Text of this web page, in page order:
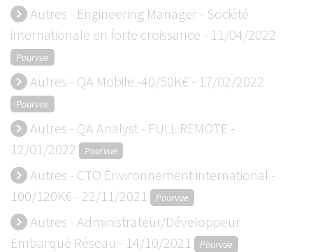
keyboard_arrow_rightAutres - Engineering Manager - Société
internationale en forte croissance - 11/04/2022
Pourvue
keyboard_arrow_rightAutres - QA Mobile -40/50K€ - 17/02/2022
Pourvue
keyboard_arrow_rightAutres - QA Analyst - FULL REMOTE -
12/01/2022
Pourvue
keyboard_arrow_rightAutres - CTO Environnement international -
100/120K€ - 22/11/2021
Pourvue
keyboard_arrow_rightAutres - Administrateur/Développeur
Embarqué Réseau - 14/10/2021
Pourvue